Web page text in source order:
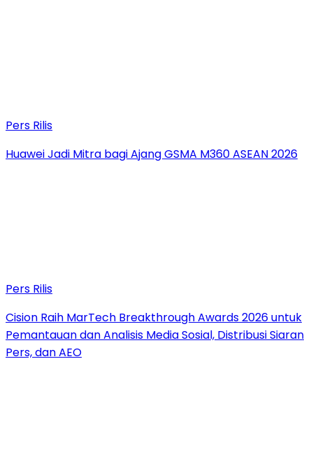
Pers Rilis
Huawei Jadi Mitra bagi Ajang GSMA M360 ASEAN 2026
Pers Rilis
Cision Raih MarTech Breakthrough Awards 2026 untuk
Pemantauan dan Analisis Media Sosial, Distribusi Siaran
Pers, dan AEO